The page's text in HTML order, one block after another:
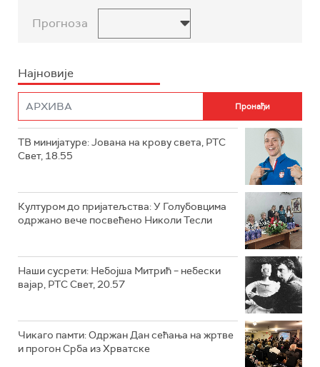
Прогноза
Најновије
ТВ минијатуре: Јована на крову света, РТС
Свет, 18.55
Културом до пријатељства: У Голубовцима
одржано вече посвећено Николи Тесли
Наши сусрети: Небојша Митрић – небески
вајар, РТС Свет, 20.57
Чикаго памти: Одржан Дан сећања на жртве
и прогон Срба из Хрватске